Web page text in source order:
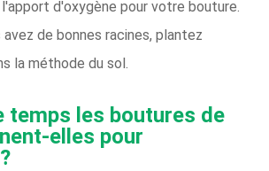
d'oxygène pour votre bouture.
de bonnes racines, plantez
la méthode du sol.
temps les boutures de
elles pour